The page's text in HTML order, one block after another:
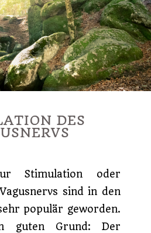
DES
Stimulation oder
sind in den
populär geworden.
guten Grund: Der